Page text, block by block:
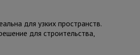
для узких пространств.
для строительства,